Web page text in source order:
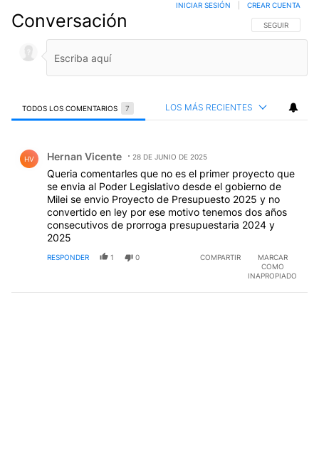
Conversación SIGA ESTA
SEGUIR
INICIAR SESIÓN CREAR CUENTA
TODOS LOS COMENTARIOS 7 LOS MÁS RECIENTES
HV Hernan Vicente 28 DE JUNIO DE 2025
Queria comentarles que no es el primer proyecto que
se envia al Poder Legislativo desde el gobierno de
Milei se envio Proyecto de Presupuesto 2025 y no
convertido en ley por ese motivo tenemos dos años
consecutivos de prorroga presupuestaria 2024 y
2025
RESPONDER 1 0 COMPARTIR
MARCAR
COMO
INAPROPIADO